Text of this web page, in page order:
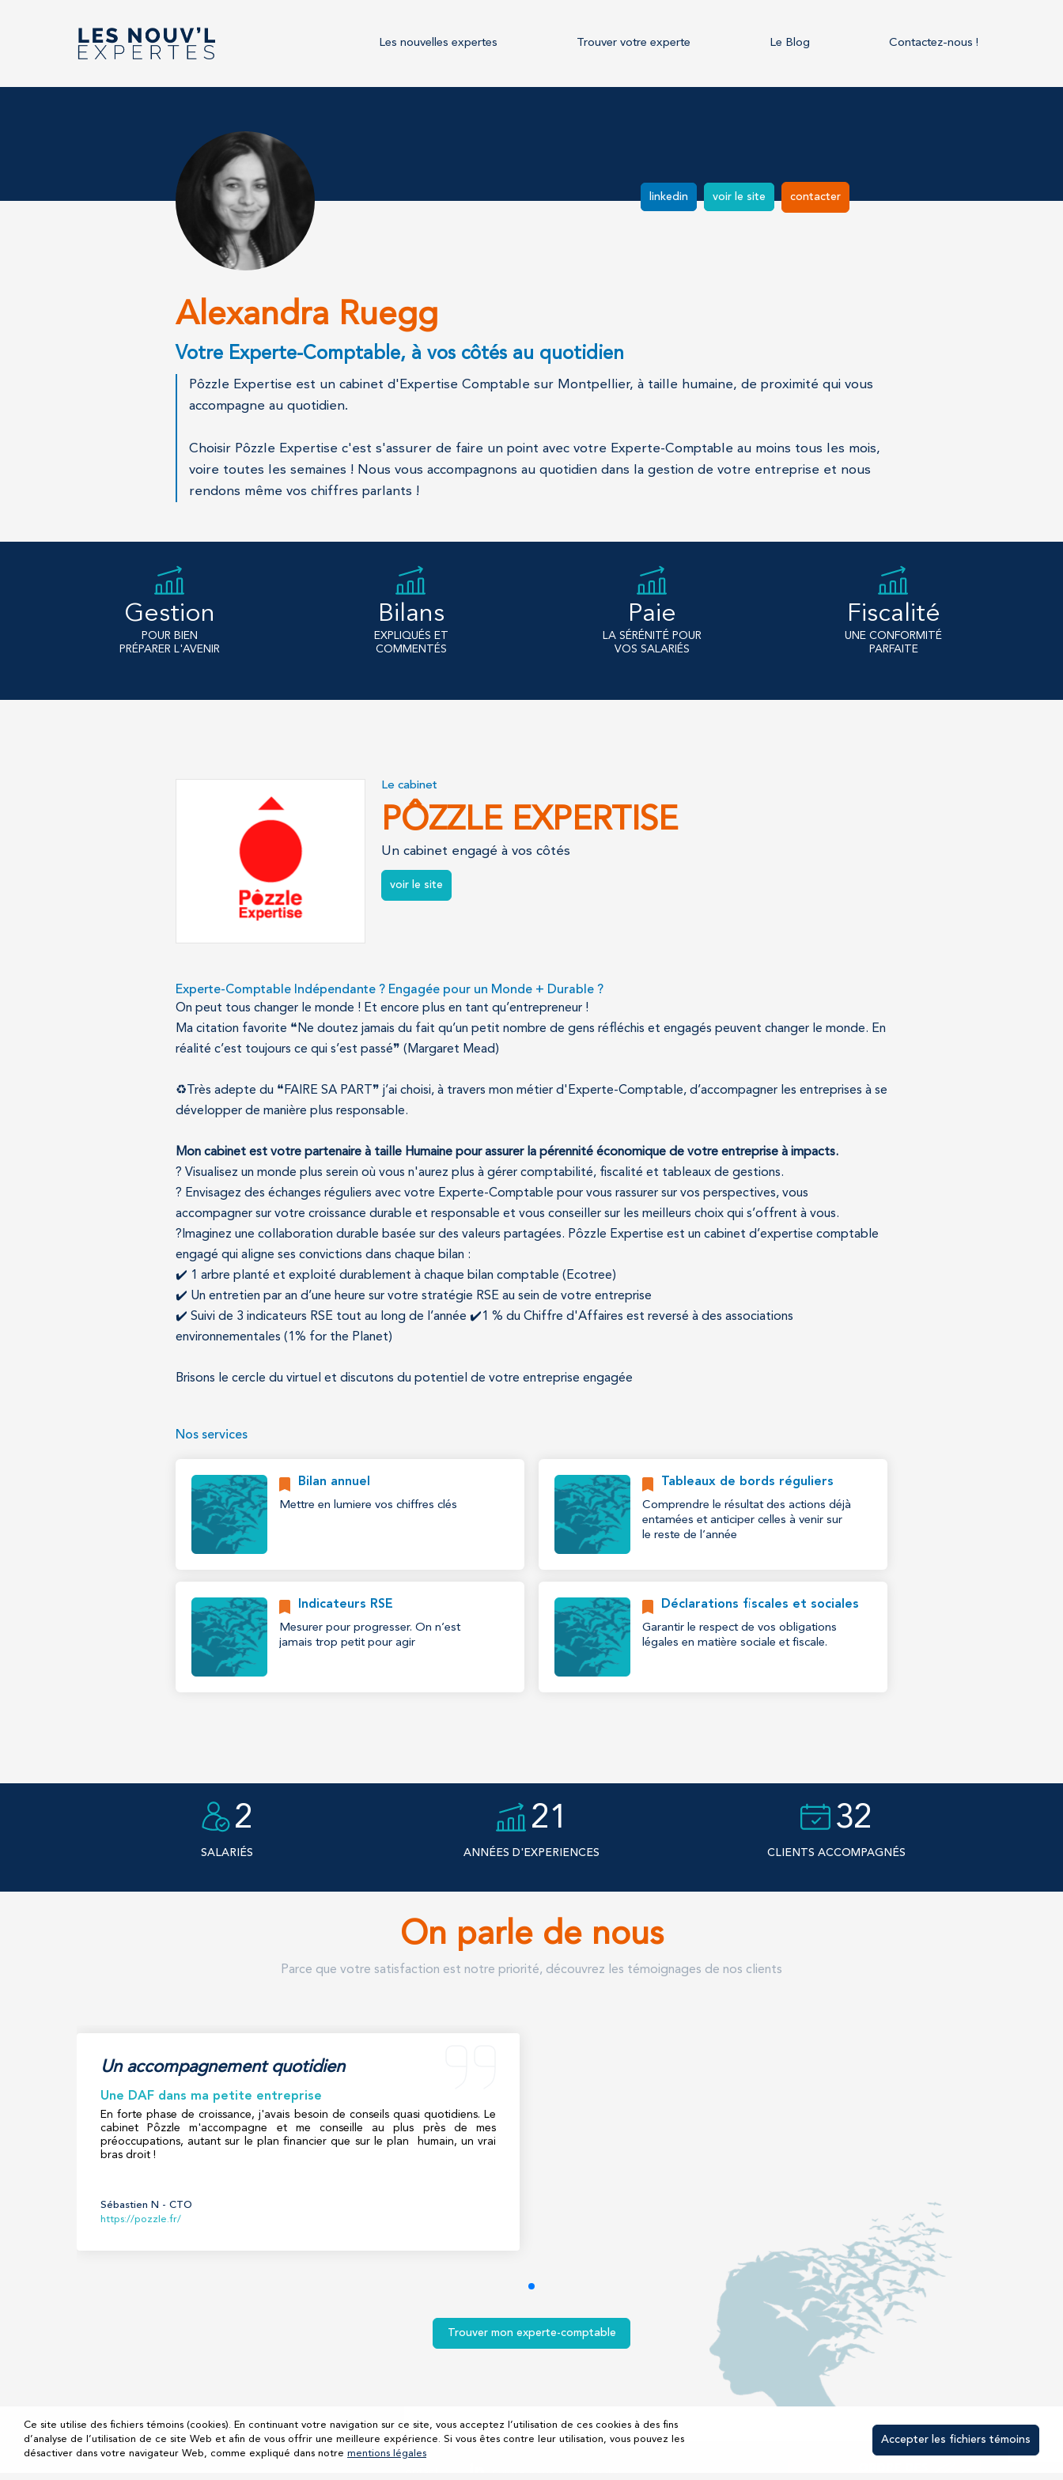
Ce site utilise des fichiers témoins (cookies). En continuant votre navigation sur ce site, vous acceptez l’utilisation de ces cookies à des fins
d’analyse de l’utilisation de ce site Web et afin de vous offrir une meilleure expérience. Si vous êtes contre leur utilisation, vous pouvez les
désactiver dans votre navigateur Web, comme expliqué dans notre mentions légales
Accepter les fichiers témoins
Les nouvelles expertes Trouver votre experte Le Blog Contactez-nous !
linkedin voir le site contacter
Alexandra Ruegg
Votre Experte-Comptable, à vos côtés au quotidien
Pôzzle Expertise est un cabinet d'Expertise Comptable sur Montpellier, à taille humaine, de proximité qui vous
accompagne au quotidien.
Choisir Pôzzle Expertise c'est s'assurer de faire un point avec votre Experte-Comptable au moins tous les mois,
voire toutes les semaines ! Nous vous accompagnons au quotidien dans la gestion de votre entreprise et nous
rendons même vos chiffres parlants !
Gestion
POUR BIEN
PRÉPARER L'AVENIR
Bilans
EXPLIQUÉS ET
COMMENTÉS
Paie
LA SÉRÉNITÉ POUR
VOS SALARIÉS
Fiscalité
UNE CONFORMITÉ
PARFAITE
Le cabinet
PÔZZLE EXPERTISE
Un cabinet engagé à vos côtés
voir le site
Experte-Comptable Indépendante ? Engagée pour un Monde + Durable ?
On peut tous changer le monde ! Et encore plus en tant qu’entrepreneur !
Ma citation favorite ❝Ne doutez jamais du fait qu’un petit nombre de gens réfléchis et engagés peuvent changer le monde. En
réalité c’est toujours ce qui s’est passé❞ (Margaret Mead)
♻️Très adepte du ❝FAIRE SA PART❞ j’ai choisi, à travers mon métier d'Experte-Comptable, d’accompagner les entreprises à se
développer de manière plus responsable.
Mon cabinet est votre partenaire à taille Humaine pour assurer la pérennité économique de votre entreprise à impacts.
? Visualisez un monde plus serein où vous n'aurez plus à gérer comptabilité, fiscalité et tableaux de gestions.
?️ Envisagez des échanges réguliers avec votre Experte-Comptable pour vous rassurer sur vos perspectives, vous
accompagner sur votre croissance durable et responsable et vous conseiller sur les meilleurs choix qui s’offrent à vous.
?Imaginez une collaboration durable basée sur des valeurs partagées. Pôzzle Expertise est un cabinet d’expertise comptable
engagé qui aligne ses convictions dans chaque bilan :
✔️ 1 arbre planté et exploité durablement à chaque bilan comptable (Ecotree)
✔️ Un entretien par an d’une heure sur votre stratégie RSE au sein de votre entreprise
✔️ Suivi de 3 indicateurs RSE tout au long de l’année ✔️1 % du Chiffre d'Affaires est reversé à des associations
environnementales (1% for the Planet)
Brisons le cercle du virtuel et discutons du potentiel de votre entreprise engagée
Nos services
Bilan annuel
Mettre en lumiere vos chiffres clés
Tableaux de bords réguliers
Comprendre le résultat des actions déjà
entamées et anticiper celles à venir sur
le reste de l’année
Indicateurs RSE
Mesurer pour progresser. On n’est
jamais trop petit pour agir
Déclarations fiscales et sociales
Garantir le respect de vos obligations
légales en matière sociale et fiscale.
2
SALARIÉS
21
ANNÉES D'EXPERIENCES
32
CLIENTS ACCOMPAGNÉS
On parle de nous
Parce que votre satisfaction est notre priorité, découvrez les témoignages de nos clients
Un accompagnement quotidien
Une DAF dans ma petite entreprise
En forte phase de croissance, j'avais besoin de conseils quasi quotidiens. Le
cabinet Pôzzle m'accompagne et me conseille au plus près de mes
préoccupations, autant sur le plan financier que sur le plan humain, un vrai
bras droit !
Sébastien N - CTO
https://pozzle.fr/
Trouver mon experte-comptable